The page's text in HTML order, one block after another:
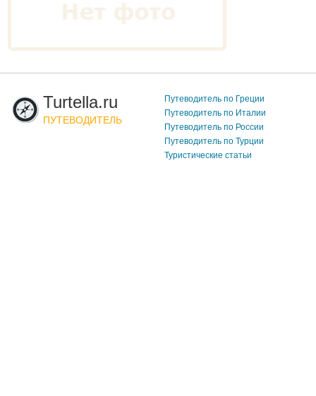
Turtella.ru
ПУТЕВОДИТЕЛЬ
Путеводитель по Греции
Путеводитель по Италии
Путеводитель по России
Путеводитель по Турции
Туристические статьи